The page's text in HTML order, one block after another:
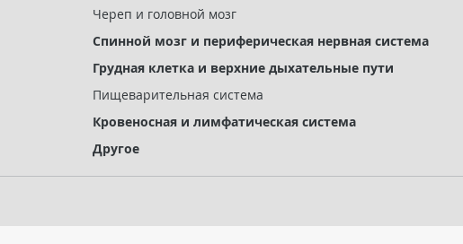
Череп и головной мозг
Спинной мозг и периферическая нервная система
Грудная клетка и верхние дыхательные пути
Пищеварительная система
Кровеносная и лимфатическая система
Другое